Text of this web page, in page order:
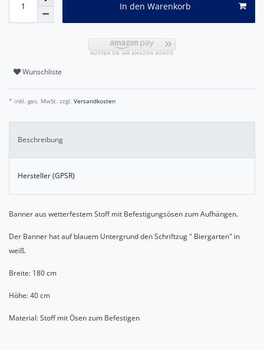
In den Warenkorb
Wunschliste
* inkl. ges. MwSt. zzgl. Versandkosten
Beschreibung
Hersteller (GPSR)
Banner aus wetterfestem Stoff mit Befestigungsösen zum Aufhängen.
Der Banner hat auf blauem Untergrund den Schriftzug " Biergarten" in
weiß.
Breite: 180 cm
Höhe: 40 cm
Material: Stoff mit Ösen zum Befestigen